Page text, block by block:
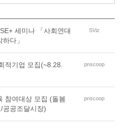
세미나 「사회연대
다」
SViz
적기업 모집(~8.28.
pnscoop
참여대상 모집 (돌봄
공공조달시장)
pnscoop